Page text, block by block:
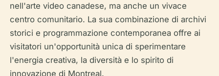
nell'arte video canadese, ma anche un vivace
centro comunitario. La sua combinazione di archivi
storici e programmazione contemporanea offre ai
visitatori un'opportunità unica di sperimentare
l'energia creativa, la diversità e lo spirito di
innovazione di Montreal.